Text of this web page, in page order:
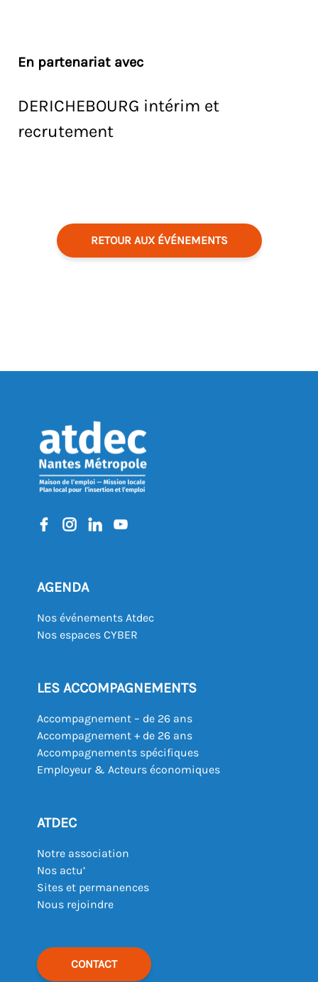
En partenariat avec
DERICHEBOURG intérim et
recrutement
RETOUR AUX ÉVÉNEMENTS
AGENDA
Nos événements Atdec
Nos espaces CYBER
LES ACCOMPAGNEMENTS
Accompagnement – de 26 ans
Accompagnement + de 26 ans
Accompagnements spécifiques
Employeur & Acteurs économiques
ATDEC
Notre association
Nos actu’
Sites et permanences
Nous rejoindre
CONTACT